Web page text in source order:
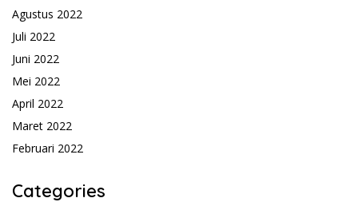
Agustus 2022
Juli 2022
Juni 2022
Mei 2022
April 2022
Maret 2022
Februari 2022
Categories